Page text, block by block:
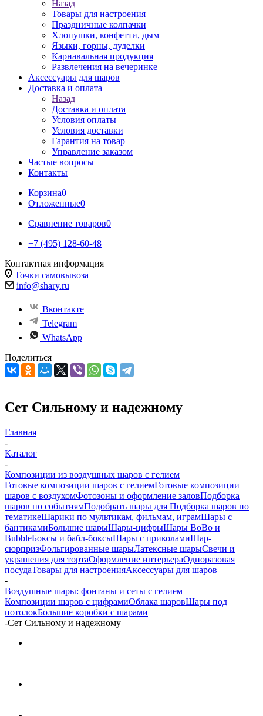
Назад
Товары для настроения
Праздничные колпачки
Хлопушки, конфетти, дым
Языки, горны, дуделки
Карнавальная продукция
Развлечения на вечеринке
Аксессуары для шаров
Доставка и оплата
Назад
Доставка и оплата
Условия оплаты
Условия доставки
Гарантия на товар
Управление заказом
Частые вопросы
Контакты
Корзина0
Отложенные0
Сравнение товаров0
+7 (495) 128-60-48
Контактная информация
Точки самовывоза
info@shary.ru
Вконтакте
Telegram
WhatsApp
Поделиться
Сет Сильному и надежному
Главная
-
Каталог
-
Композиции из воздушных шаров с гелием
Готовые композиции шаров с гелиемГотовые композиции
шаров с воздухомФотозоны и оформление заловПодборка
шаров по событиямПодобрать шары для Подборка шаров по
тематикеШарики по мультикам, фильмам, играмШары с
бантикамиБольшие шарыШары-цифрыШары BoBo и
BubbleБоксы и бабл-боксыШары с приколамиШар-
сюрпризФольгированные шарыЛатексные шарыСвечи и
украшения для тортаОформление интерьераОдноразовая
посудаТовары для настроенияАксессуары для шаров
-
Воздушные шары: фонтаны и сеты с гелием
Композиции шаров с цифрамиОблака шаровШары под
потолокБольшие коробки с шарами
-Сет Сильному и надежному